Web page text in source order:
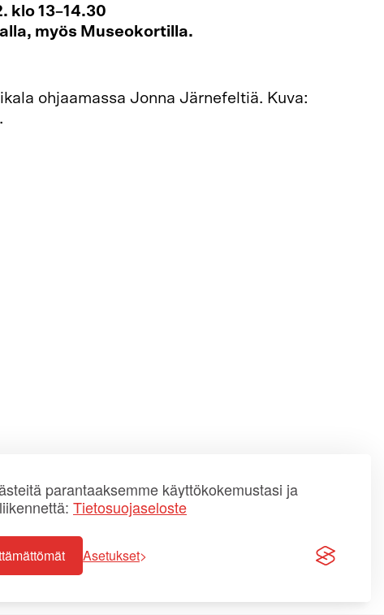
parantaaksemme käyttökokemustasi ja
Tietosuojaseloste
Asetukset
klo 13–14.30
myös Museokortilla.
ohjaamassa Jonna Järnefeltiä. Kuva: